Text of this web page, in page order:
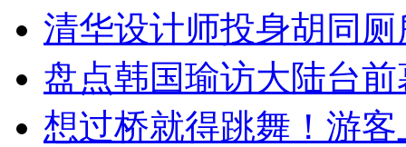
清华设计师投身胡同
盘点韩国瑜访大陆台
想过桥就得跳舞！游客